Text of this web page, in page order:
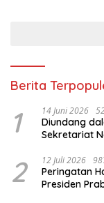
Berita
1 14 Juni 2026
Diundang
Sekretariat
2 12 Juli 2026
Peringatan
Presiden